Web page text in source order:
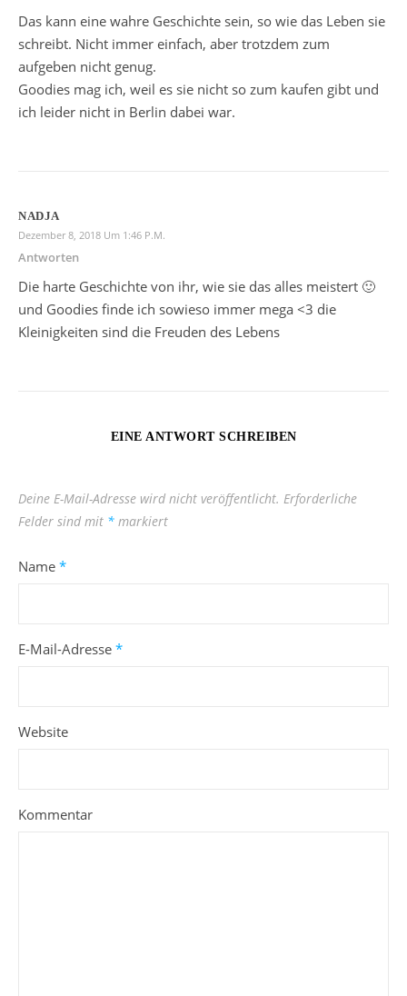
Das kann eine wahre Geschichte sein, so wie das Leben sie
schreibt. Nicht immer einfach, aber trotzdem zum
aufgeben nicht genug.
Goodies mag ich, weil es sie nicht so zum kaufen gibt und
ich leider nicht in Berlin dabei war.
NADJA
Dezember 8, 2018 Um 1:46 P.m.
Antworten
Die harte Geschichte von ihr, wie sie das alles meistert 🙂
und Goodies finde ich sowieso immer mega <3 die
Kleinigkeiten sind die Freuden des Lebens
EINE ANTWORT SCHREIBEN
Deine E-Mail-Adresse wird nicht veröffentlicht. Erforderliche
Felder sind mit * markiert
Name *
E-Mail-Adresse *
Website
Kommentar